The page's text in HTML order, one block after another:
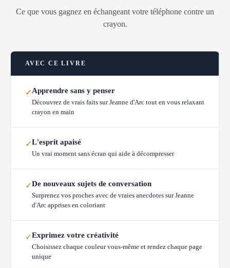
Ce que vous gagnez en échangeant votre téléphone contre un
crayon.
AVEC CE LIVRE
✓Apprendre sans y penser
Découvrez de vrais faits sur Jeanne d'Arc tout en vous relaxant
crayon en main
✓L'esprit apaisé
Un vrai moment sans écran qui aide à décompresser
✓De nouveaux sujets de conversation
Surprenez vos proches avec de vraies anecdotes sur Jeanne
d'Arc apprises en coloriant
✓Exprimez votre créativité
Choisissez chaque couleur vous-même et rendez chaque page
unique